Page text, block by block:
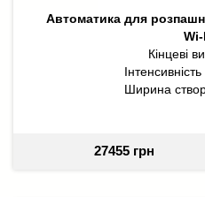
Автоматика для
Кінцеві
Ширина
27455 грн